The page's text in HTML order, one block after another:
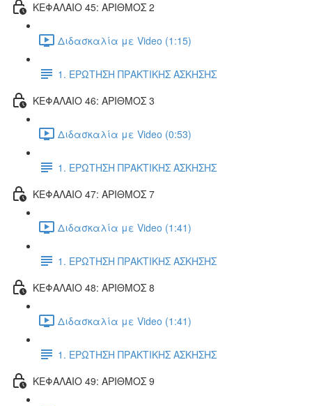
ΚΕΦΑΛΑΙΟ 45: ΑΡΙΘΜΟΣ 2
Διδασκαλία με Video (1:15)
1. ΕΡΩΤΗΣΗ ΠΡΑΚΤΙΚΗΣ ΑΣΚΗΣΗΣ
ΚΕΦΑΛΑΙΟ 46: ΑΡΙΘΜΟΣ 3
Διδασκαλία με Video (0:53)
1. ΕΡΩΤΗΣΗ ΠΡΑΚΤΙΚΗΣ ΑΣΚΗΣΗΣ
ΚΕΦΑΛΑΙΟ 47: ΑΡΙΘΜΟΣ 7
Διδασκαλία με Video (1:41)
1. ΕΡΩΤΗΣΗ ΠΡΑΚΤΙΚΗΣ ΑΣΚΗΣΗΣ
ΚΕΦΑΛΑΙΟ 48: ΑΡΙΘΜΟΣ 8
Διδασκαλία με Video (1:41)
1. ΕΡΩΤΗΣΗ ΠΡΑΚΤΙΚΗΣ ΑΣΚΗΣΗΣ
ΚΕΦΑΛΑΙΟ 49: ΑΡΙΘΜΟΣ 9